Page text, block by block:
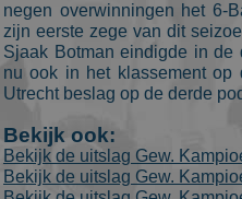
negen overwinningen het 6-
zijn eerste zege van dit
Sjaak Botman eindigde in de
nu ook in het klassement
Utrecht beslag op de derde
Bekijk ook:
Bekijk de uitslag Gew.
Bekijk de uitslag Gew.
_ga